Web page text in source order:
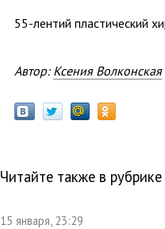
55-лентий пластический
Автор: Ксения Волконская
Читайте также в рубрике
15 января, 23:29